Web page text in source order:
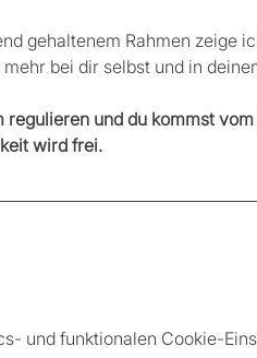
gehaltenem Rahmen zeige
bei dir selbst und in
und du kommst
wird frei.
und funktionalen Cookie-